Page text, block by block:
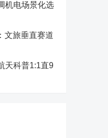
机电场景化选
文旅垂直赛道
天科普1:1直9